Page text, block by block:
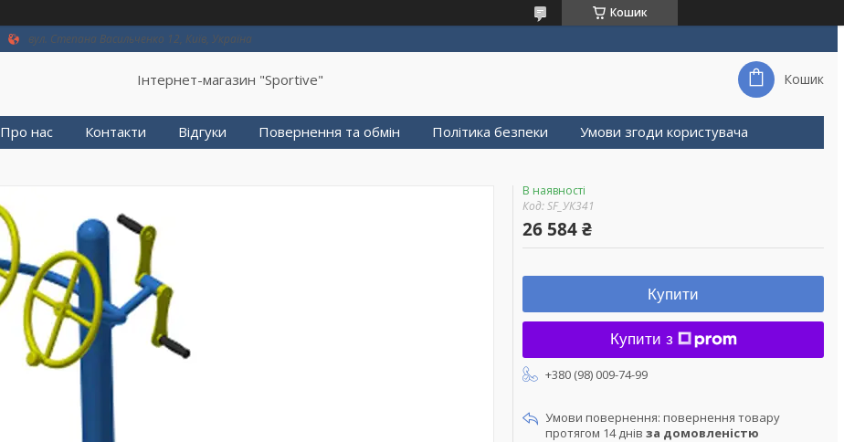
Кошик
вул. Степана Васильченко 12, Київ, Україна
Інтернет-магазин "Sportive" Кошик
Про нас Контакти Відгуки Повернення та обмін Політика безпеки Умови згоди користувача
В наявності
Код:SF_УК341
26 584 ₴
Купити
Купити з
+380 (98) 009-74-99
повернення товару
протягом 14 днів за домовленістю